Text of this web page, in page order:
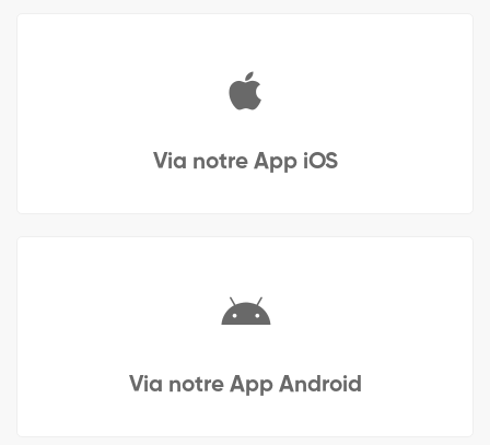
Via notre App iOS
Via notre App Android